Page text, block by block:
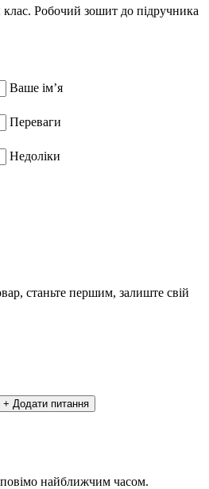
Робочий зошит до підручника
Ваше ім’я
Переваги
Недоліки
станьте першим, залиште свій
+ Додати питання
найближчим часом.